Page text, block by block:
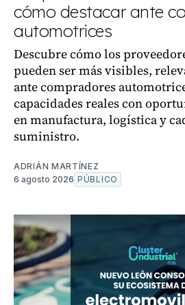
cómo destacar ante
automotrices
Descubre cómo los
pueden ser más visibles,
ante compradores
capacidades reales con
en manufactura, logística y
suministro.
ADRIÁN MARTÍNEZ
6 agosto 2026 PÚBLICO